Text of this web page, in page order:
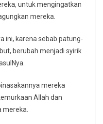
untuk mengingatkan
mereka.
ini, karena sebab patung-
berubah menjadi syirik
mereka
Allah dan
mereka.